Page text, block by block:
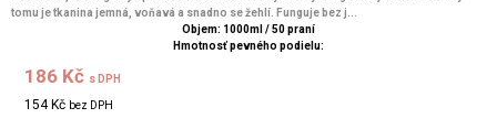
tomu je tkanina jemná, voňavá a snadno se žehlí. Funguje bez j...
Objem: 1000ml / 50 praní
Hmotnosť pevného podielu:
186 Kč s DPH
154 Kč bez DPH